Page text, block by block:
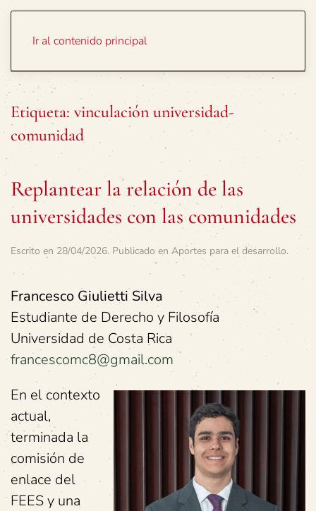
Ir al contenido principal
Etiqueta: vinculación universidad-
comunidad
Replantear la relación de las
universidades con las comunidades
Escrito en 28/04/2026. Publicado en Aportes para el desarrollo.
Francesco Giulietti Silva
Estudiante de Derecho y Filosofía
Universidad de Costa Rica
francescomc8@gmail.com
En el contexto
actual,
terminada la
comisión de
enlace del
FEES y una